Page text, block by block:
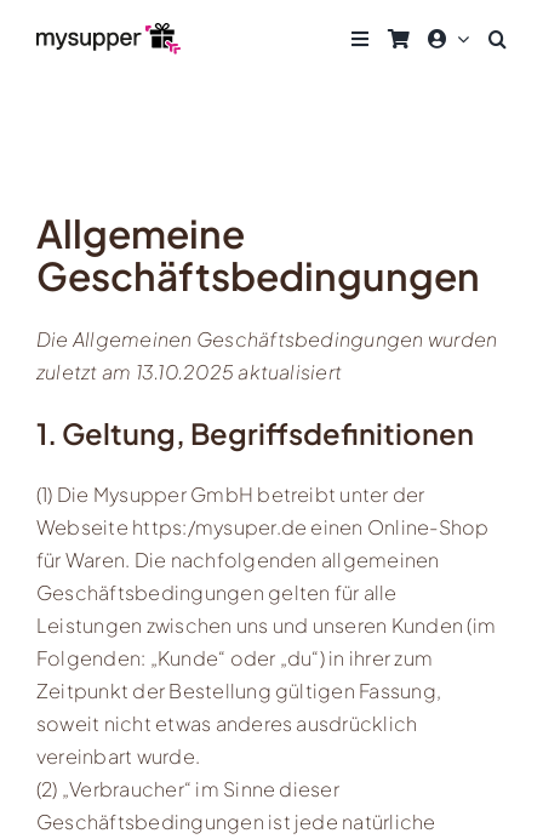
Inhalt
Allgemeine
Geschäftsbedingungen
Die Allgemeinen Geschäftsbedingungen wurden
zuletzt am 13.10.2025 aktualisiert
1. Geltung, Begriffsdefinitionen
(1) Die Mysupper GmbH betreibt unter der
Webseite https:/mysuper.de einen Online-Shop
für Waren. Die nachfolgenden allgemeinen
Geschäftsbedingungen gelten für alle
Leistungen zwischen uns und unseren Kunden (im
Folgenden: „Kunde“ oder „du“) in ihrer zum
Zeitpunkt der Bestellung gültigen Fassung,
soweit nicht etwas anderes ausdrücklich
vereinbart wurde.
(2) „Verbraucher“ im Sinne dieser
Geschäftsbedingungen ist jede natürliche